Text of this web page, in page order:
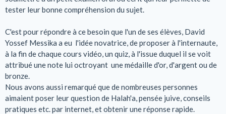
tester leur bonne compréhension du sujet.
C'est pour répondre à ce besoin que l'un de ses élèves, David
Yossef Messika a eu l'idée novatrice, de proposer à l'internaute,
à la fin de chaque cours vidéo, un quiz, à l'issue duquel il se voit
attribué une note lui octroyant une médaille d'or, d'argent ou de
bronze.
Nous avons aussi remarqué que de nombreuses personnes
aimaient poser leur question de Halah'a, pensée juive, conseils
pratiques etc. par internet, et obtenir une réponse rapide.